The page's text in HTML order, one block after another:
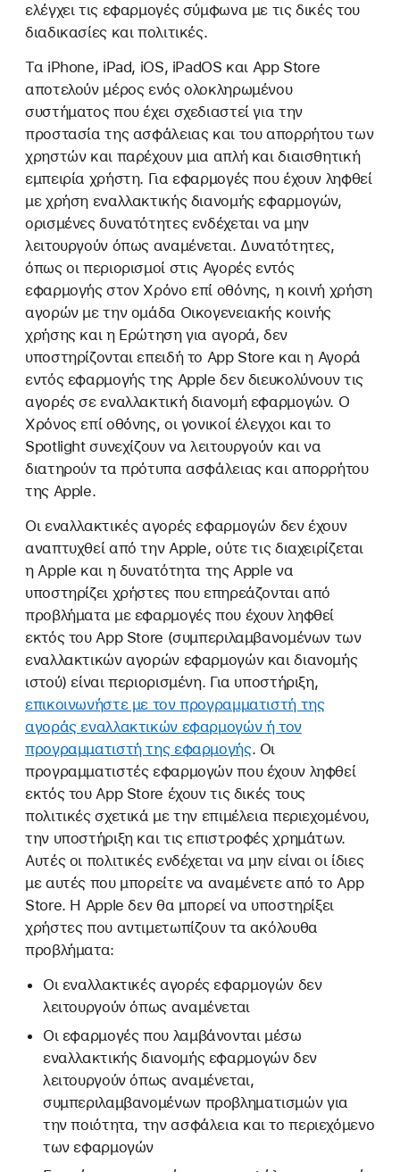
ελέγχει τις εφαρμογές σύμφωνα με τις δικές του
διαδικασίες και πολιτικές.
Τα iPhone, iPad, iOS, iPadOS και App Store
αποτελούν μέρος ενός ολοκληρωμένου
συστήματος που έχει σχεδιαστεί για την
προστασία της ασφάλειας και του απορρήτου των
χρηστών και παρέχουν μια απλή και διαισθητική
εμπειρία χρήστη. Για εφαρμογές που έχουν ληφθεί
με χρήση εναλλακτικής διανομής εφαρμογών,
ορισμένες δυνατότητες ενδέχεται να μην
λειτουργούν όπως αναμένεται. Δυνατότητες,
όπως οι περιορισμοί στις Αγορές εντός
εφαρμογής στον Χρόνο επί οθόνης, η κοινή χρήση
αγορών με την ομάδα Οικογενειακής κοινής
χρήσης και η Ερώτηση για αγορά, δεν
υποστηρίζονται επειδή το App Store και η Αγορά
εντός εφαρμογής της Apple δεν διευκολύνουν τις
αγορές σε εναλλακτική διανομή εφαρμογών. Ο
Χρόνος επί οθόνης, οι γονικοί έλεγχοι και το
Spotlight συνεχίζουν να λειτουργούν και να
διατηρούν τα πρότυπα ασφάλειας και απορρήτου
της Apple.
Οι εναλλακτικές αγορές εφαρμογών δεν έχουν
αναπτυχθεί από την Apple, ούτε τις διαχειρίζεται
η Apple και η δυνατότητα της Apple να
υποστηρίζει χρήστες που επηρεάζονται από
προβλήματα με εφαρμογές που έχουν ληφθεί
εκτός του App Store (συμπεριλαμβανομένων των
εναλλακτικών αγορών εφαρμογών και διανομής
ιστού) είναι περιορισμένη. Για υποστήριξη,
επικοινωνήστε με τον προγραμματιστή της
αγοράς εναλλακτικών εφαρμογών ή τον
προγραμματιστή της εφαρμογής. Οι
προγραμματιστές εφαρμογών που έχουν ληφθεί
εκτός του App Store έχουν τις δικές τους
πολιτικές σχετικά με την επιμέλεια περιεχομένου,
την υποστήριξη και τις επιστροφές χρημάτων.
Αυτές οι πολιτικές ενδέχεται να μην είναι οι ίδιες
με αυτές που μπορείτε να αναμένετε από το App
Store. Η Apple δεν θα μπορεί να υποστηρίξει
χρήστες που αντιμετωπίζουν τα ακόλουθα
προβλήματα:
Οι εναλλακτικές αγορές εφαρμογών δεν
λειτουργούν όπως αναμένεται
Οι εφαρμογές που λαμβάνονται μέσω
εναλλακτικής διανομής εφαρμογών δεν
λειτουργούν όπως αναμένεται,
συμπεριλαμβανομένων προβληματισμών για
την ποιότητα, την ασφάλεια και το περιεχόμενο
των εφαρμογών